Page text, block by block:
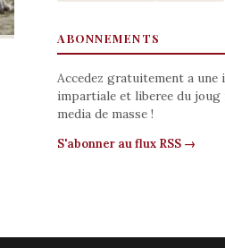
ABONNEMENTS
Accedez gratuitement a une
impartiale et liberee du joug
media de masse !
S'abonner au flux RSS →